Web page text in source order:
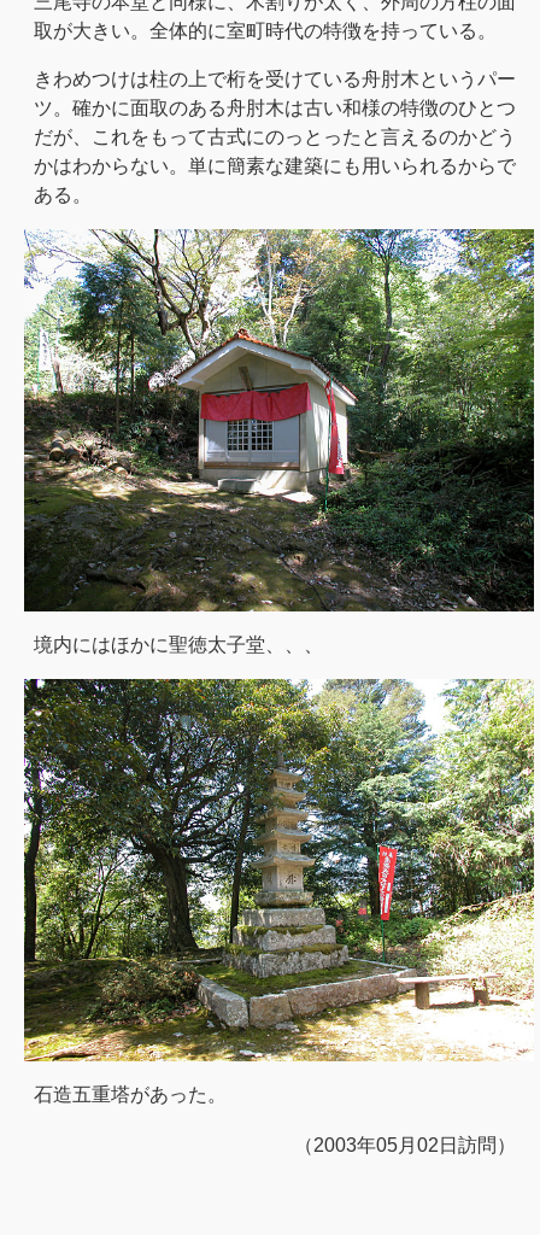
取が大きい。全体的に室町時代の特徴を持っている。
きわめつけは柱の上で桁を受けている舟肘木というパー
ツ。確かに面取のある舟肘木は古い和様の特徴のひとつ
だが、これをもって古式にのっとったと言えるのかどう
かはわからない。単に簡素な建築にも用いられるからで
ある。
境内にはほかに聖徳太子堂、、、
石造五重塔があった。
（2003年05月02日訪問）